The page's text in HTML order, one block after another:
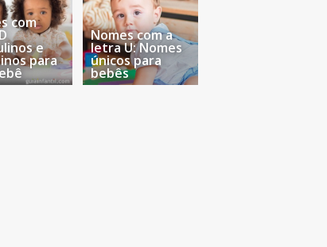
com
e
para
Nomes com a
letra U: Nomes
únicos para
bebês